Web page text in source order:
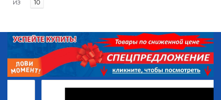
из 10